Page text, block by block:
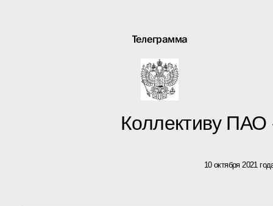
Телеграмма
Коллективу ПАО
10 октября 2021